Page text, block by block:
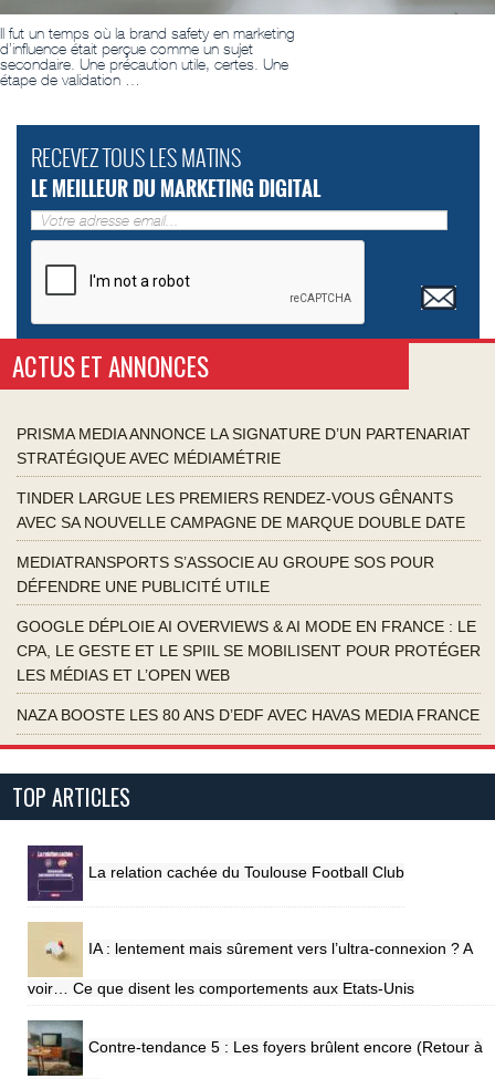
Il fut un temps où la brand safety en marketing
d’influence était perçue comme un sujet
secondaire. Une précaution utile, certes. Une
étape de validation …
RECEVEZ TOUS LES MATINS
LE MEILLEUR DU MARKETING DIGITAL
ACTUS ET ANNONCES
PRISMA MEDIA ANNONCE LA SIGNATURE D’UN PARTENARIAT
STRATÉGIQUE AVEC MÉDIAMÉTRIE
TINDER LARGUE LES PREMIERS RENDEZ-VOUS GÊNANTS
AVEC SA NOUVELLE CAMPAGNE DE MARQUE DOUBLE DATE
MEDIATRANSPORTS S’ASSOCIE AU GROUPE SOS POUR
DÉFENDRE UNE PUBLICITÉ UTILE
GOOGLE DÉPLOIE AI OVERVIEWS & AI MODE EN FRANCE : LE
CPA, LE GESTE ET LE SPIIL SE MOBILISENT POUR PROTÉGER
LES MÉDIAS ET L’OPEN WEB
NAZA BOOSTE LES 80 ANS D’EDF AVEC HAVAS MEDIA FRANCE
TOP ARTICLES
La relation cachée du Toulouse Football Club
IA : lentement mais sûrement vers l’ultra-connexion ? A
voir… Ce que disent les comportements aux Etats-Unis
Contre-tendance 5 : Les foyers brûlent encore (Retour à